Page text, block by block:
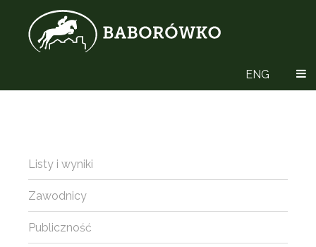
ENG
Listy i wyniki
Zawodnicy
Publiczność